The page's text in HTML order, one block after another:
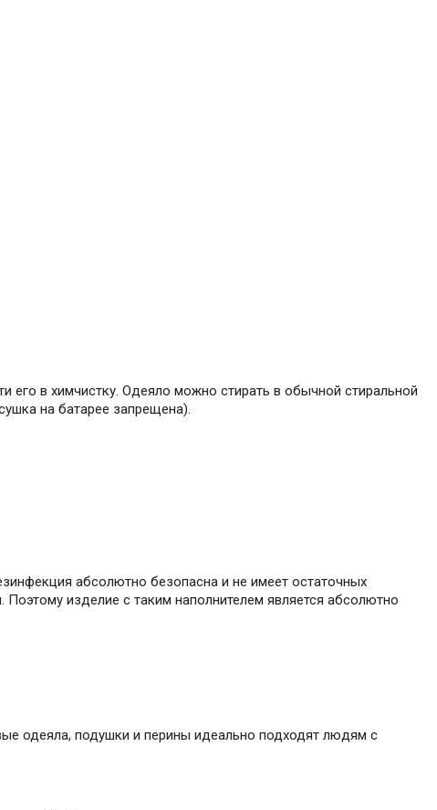
его в химчистку. Одеяло можно стирать в обычной стиральной
на батарее запрещена).
абсолютно безопасна и не имеет остаточных
изделие с таким наполнителем является абсолютно
одеяла, подушки и перины идеально подходят людям с